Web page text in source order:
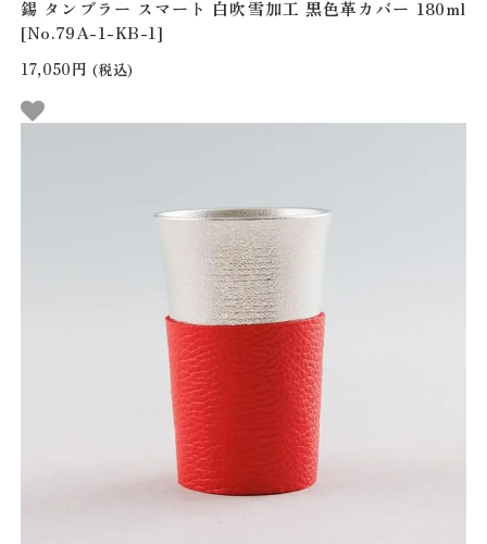
錫 タンブラー スマート 白吹雪加工 黒色革カバー 180ml
[No.79A-1-KB-1]
17,050円 (税込)